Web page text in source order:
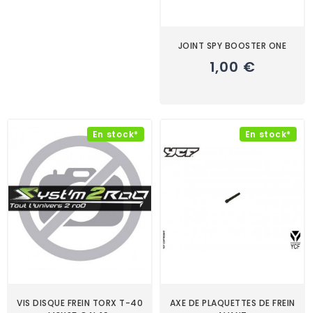
JOINT SPY BOOSTER ONE
1,00 €
En stock*
VIS DISQUE FREIN TORX T-40
En stock*
AXE DE PLAQUETTES DE FREIN